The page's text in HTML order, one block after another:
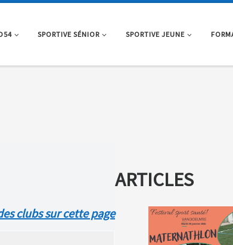
SPORTIVE SÉNIOR SPORTIVE JEUNE
clubs sur cette page
ARTICLES